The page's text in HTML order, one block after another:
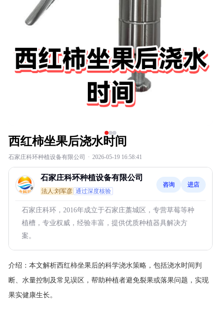
西红柿坐果后浇水时间
石家庄科环种植设备有限公司 · 2026-05-19 16:58:41
石家庄科环种植设备有限公司
法人:刘军彦 通过深度核验
咨询 进店
石家庄科环，2016年成立于石家庄藁城区，专营草莓等种
植槽，专业权威，经验丰富，提供优质种植器具解决方
案。
介绍： 本文解析西红柿坐果后的科学浇水策略，包括浇水时间判
断、水量控制及常见误区，帮助种植者避免裂果或落果问题，实现
果实健康生长。